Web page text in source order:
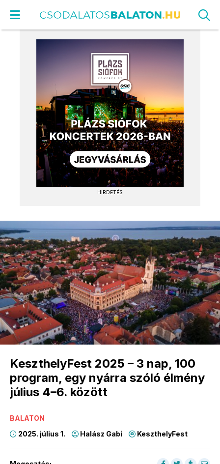
HIRDETÉS
KeszthelyFest 2025 – 3 nap, 100
program, egy nyárra szóló élmény
július 4–6. között
BALATON
2025. július 1.
Halász Gabi KeszthelyFest